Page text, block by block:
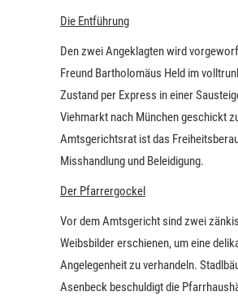
Die Entführung
Den zwei Angeklagten wird
Freund Bartholomäus Held im
Zustand per Express in einer
Viehmarkt nach München geschickt
Amtsgerichtsrat ist das
Misshandlung und Beleidigung.
Der Pfarrergockel
Vor dem Amtsgericht sind zwei
Weibsbilder erschienen, um eine
Angelegenheit zu verhandeln.
Asenbeck beschuldigt die